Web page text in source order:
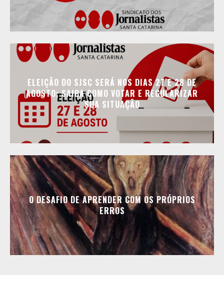
ELEIÇÃO DO SJSC SERÁ NOS DIAS 27 E 28 DE
AGOSTO; SAIBA COMO VOTAR E REGULARIZAR
SUA SITUAÇÃO
O DESAFIO DE APRENDER COM OS PRÓPRIOS
ERROS